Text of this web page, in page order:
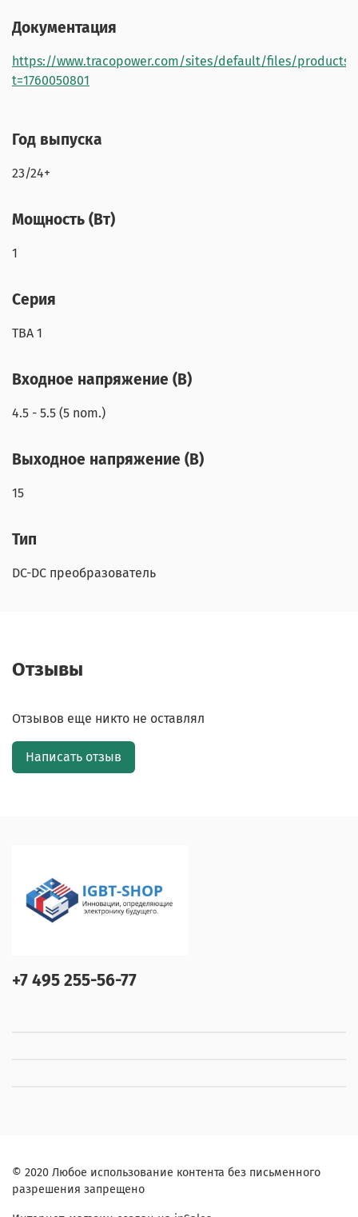
Документация
https://www.tracopower.com/sites/default/files/products/
t=1760050801
Год выпуска
23/24+
Мощность (Вт)
1
Серия
TBA 1
Входное напряжение (В)
4.5 - 5.5 (5 nom.)
Выходное напряжение (В)
15
Тип
DC-DC преобразователь
Отзывы
Отзывов еще никто не оставлял
Написать отзыв
+7 495 255-56-77
© 2020 Любое использование контента без письменного
разрешения запрещено